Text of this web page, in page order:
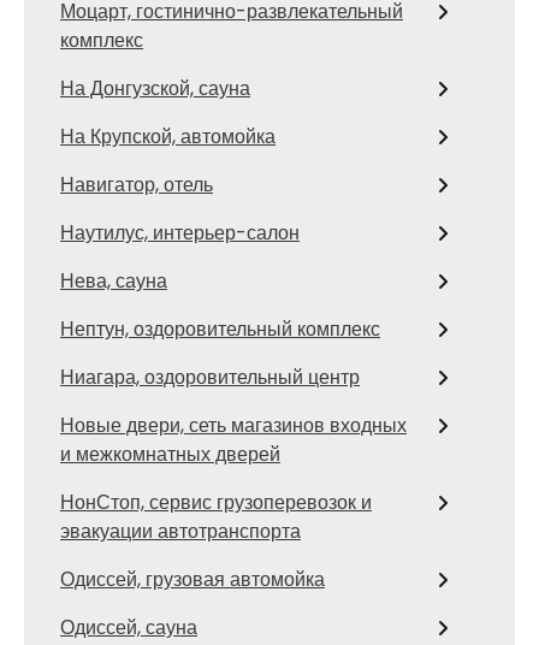
Моцарт, гостинично-развлекательный
комплекс
На Донгузской, сауна
На Крупской, автомойка
Навигатор, отель
Наутилус, интерьер-салон
Нева, сауна
Нептун, оздоровительный комплекс
Ниагара, оздоровительный центр
Новые двери, сеть магазинов входных
и межкомнатных дверей
НонСтоп, сервис грузоперевозок и
эвакуации автотранспорта
Одиссей, грузовая автомойка
Одиссей, сауна